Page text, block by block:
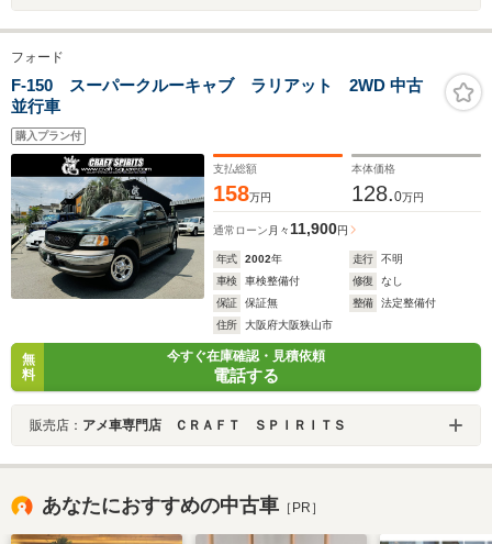
フォード
F-150 スーパークルーキャブ ラリアット 2WD 中古
並行車
購入プラン付
支払総額
158万円
本体価格
128.0万円
通常ローン 月々11,900円
年式 2002年 走行
不明
車検
車検整備付 修復
なし
保証
保証無 整備
法定整備付
住所
大阪府大阪狭山市
無
料
今すぐ在庫確認・見積依頼
電話する
販売店： アメ車専門店 ＣＲＡＦＴ ＳＰＩＲＩＴＳ
あなたにおすすめの中古車 ［PR］